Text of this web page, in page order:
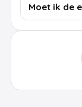
Moet ik de